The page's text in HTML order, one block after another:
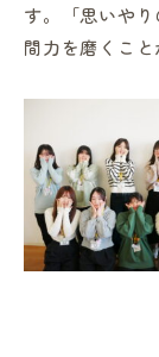
す。「思いや
間力を磨くこと